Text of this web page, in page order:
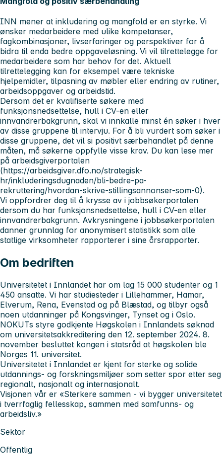
INN mener at inkludering og mangfold er en styrke. Vi
ønsker medarbeidere med ulike kompetanser,
fagkombinasjoner, livserfaringer og perspektiver for å
bidra til enda bedre oppgaveløsning. Vi vil tilrettelegge for
medarbeidere som har behov for det. Aktuell
tilrettelegging kan for eksempel være tekniske
hjelpemidler, tilpasning av møbler eller endring av rutiner,
arbeidsoppgaver og arbeidstid.
Dersom det er kvalifiserte søkere med
funksjonsnedsettelse, hull i CV-en eller
innvandrerbakgrunn, skal vi innkalle minst én søker i hver
av disse gruppene til intervju. For å bli vurdert som søker i
disse gruppene, det vil si positivt særbehandlet på denne
måten, må søkerne oppfylle visse krav. Du kan lese mer
på arbeidsgiverportalen
(https://arbeidsgiver.dfo.no/strategisk-
hr/inkluderingsdugnaden/bli-bedre-pa-
rekruttering/hvordan-skrive-stillingsannonser-som-0).
Vi oppfordrer deg til å krysse av i jobbsøkerportalen
dersom du har funksjonsnedsettelse, hull i CV-en eller
innvandrerbakgrunn. Avkrysningene i jobbsøkerportalen
danner grunnlag for anonymisert statistikk som alle
statlige virksomheter rapporterer i sine årsrapporter.
Om bedriften
Universitetet i Innlandet har om lag 15 000 studenter og 1
450 ansatte. Vi har studiesteder i Lillehammer, Hamar,
Elverum, Rena, Evenstad og på Blæstad, og tilbyr også
noen utdanninger på Kongsvinger, Tynset og i Oslo.
NOKUTs styre godkjente Høgskolen i Innlandets søknad
om universitetsakkreditering den 12. september 2024. 8.
november besluttet kongen i statsråd at høgskolen ble
Norges 11. universitet.
Universitetet i Innlandet er kjent for sterke og solide
utdannings- og forskningsmiljøer som setter spor etter seg
regionalt, nasjonalt og internasjonalt.
Visjonen vår er «Sterkere sammen - vi bygger universitetet
i tverrfaglig fellesskap, sammen med samfunns- og
arbeidsliv.»
Sektor
Offentlig